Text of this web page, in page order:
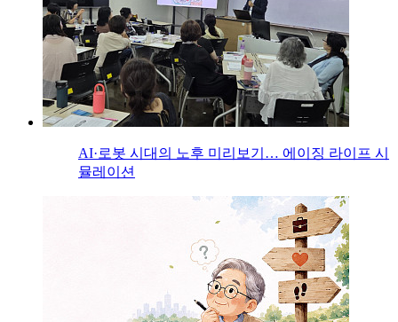
AI·로봇 시대의 노후 미리보기… 에이징 라이프 시
뮬레이션